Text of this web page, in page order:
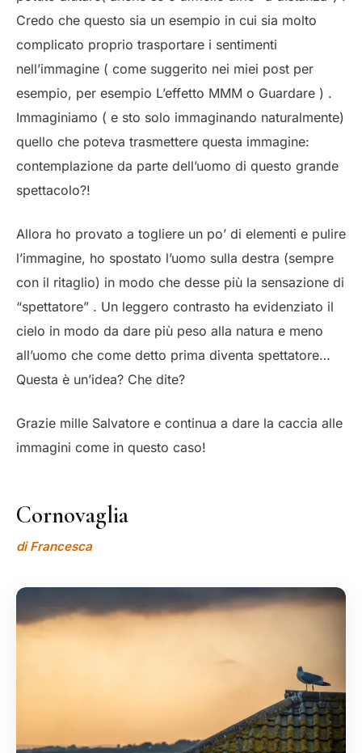
Credo che questo sia un esempio in cui sia molto
complicato proprio trasportare i sentimenti
nell’immagine ( come suggerito nei miei post per
esempio, per esempio L’effetto MMM o Guardare ) .
Immaginiamo ( e sto solo immaginando naturalmente)
quello che poteva trasmettere questa immagine:
contemplazione da parte dell’uomo di questo grande
spettacolo?!
Allora ho provato a togliere un po’ di elementi e pulire
l’immagine, ho spostato l’uomo sulla destra (sempre
con il ritaglio) in modo che desse più la sensazione di
“spettatore” . Un leggero contrasto ha evidenziato il
cielo in modo da dare più peso alla natura e meno
all’uomo che come detto prima diventa spettatore…
Questa è un’idea? Che dite?
Grazie mille Salvatore e continua a dare la caccia alle
immagini come in questo caso!
Cornovaglia
di Francesca